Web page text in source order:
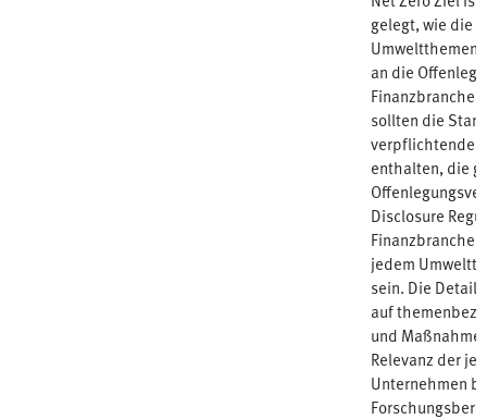
gelegt, wie die
Umweltthemen
an die
Finanzbranche
sollten die
enthalten, die
Disclosure
Finanzbranche
jedem
sein. Die
auf
und
Relevanz der
Unternehmen